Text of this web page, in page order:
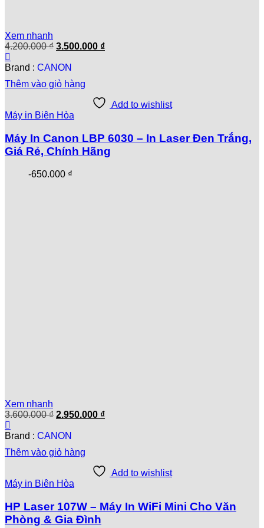
Xem nhanh
4.200.000₫ Giá
là:
4.200.000 ₫.
3.500.000 ₫Giá
Brand : CANON
Thêm vào giỏ hàng
Add to wishlist
Máy in Biên Hòa
Máy In Canon LBP 6030 – In Laser Đen Trắng,
Giá Rẻ, Chính Hãng
-650.000 ₫
Xem nhanh
3.600.000₫ Giá
là:
3.600.000 ₫.
2.950.000 ₫Giá
Brand : CANON
Thêm vào giỏ hàng
Add to wishlist
Máy in Biên Hòa
HP Laser 107W – Máy In WiFi Mini Cho Văn
Phòng & Gia Đình